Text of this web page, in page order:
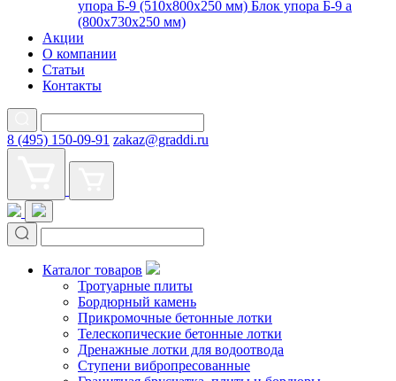
упора Б-9 (510х800х250 мм) Блок упора Б-9 а
(800х730х250 мм)
Акции
О компании
Статьи
Контакты
8 (495) 150-09-91 zakaz@graddi.ru
Каталог товаров
Тротуарные плиты
Бордюрный камень
Прикромочные бетонные лотки
Телескопические бетонные лотки
Дренажные лотки для водоотвода
Ступени вибропресованные